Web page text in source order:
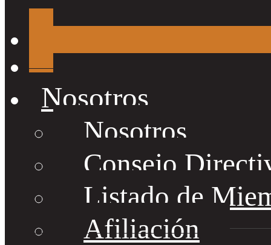
Nosotros
Nosotros
Consejo
Listado de
Afiliación